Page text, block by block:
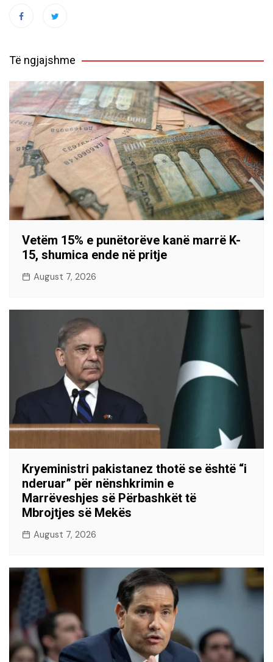
Të ngjajshme
Vetëm 15% e punëtorëve kanë marrë K-
15, shumica ende në pritje
August 7, 2026
Kryeministri pakistanez thotë se është “i
nderuar” për nënshkrimin e
Marrëveshjes së Përbashkët të
Mbrojtjes së Mekës
August 7, 2026